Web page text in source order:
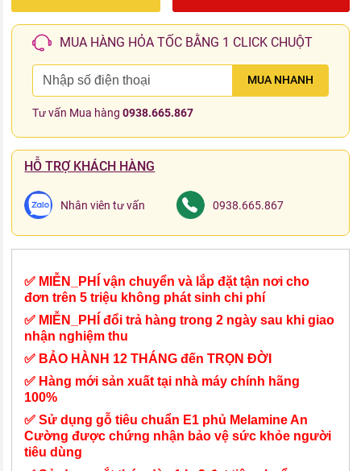
MUA HÀNG HỎA TỐC BẰNG 1 CLICK CHUỘT
MUA NHANH
Tư vấn Mua hàng0938.665.867
HỖ TRỢ KHÁCH HÀNG
Nhân viên tư vấn 0938.665.867
✅ MIỄN_PHÍ vận chuyển và lắp đặt tận nơi cho
đơn trên 5 triệu không phát sinh chi phí
✅ MIỄN_PHÍ đổi trả hàng trong 2 ngày sau khi giao
nhận nghiệm thu
✅ BẢO HÀNH 12 THÁNG đến TRỌN ĐỜI
✅ Hàng mới sản xuất tại nhà máy chính hãng
100%
✅ Sử dụng gỗ tiêu chuẩn E1 phủ Melamine An
Cường được chứng nhận bảo vệ sức khỏe người
tiêu dùng